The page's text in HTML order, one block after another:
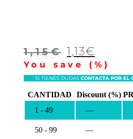
1,15€ Le
prix
initial
était :
1,15€.
1,13€
prix
est :
You save (%)
SI TIENES DUDAS CONTACTA POR EL
CANTIDAD Discount (%)
1 - 49
—
50 - 99 —